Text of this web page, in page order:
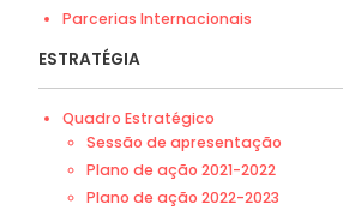
Parcerias Internacionais
ESTRATÉGIA
Quadro Estratégico
Sessão de apresentação
Plano de ação 2021-2022
Plano de ação 2022-2023